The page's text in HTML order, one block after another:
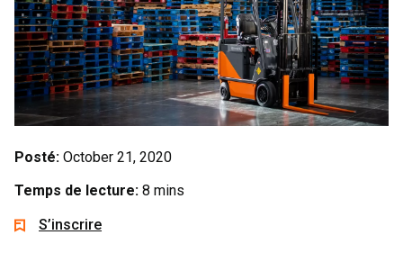
Posté: October 21, 2020
Temps de lecture: 8 mins
S’inscrire